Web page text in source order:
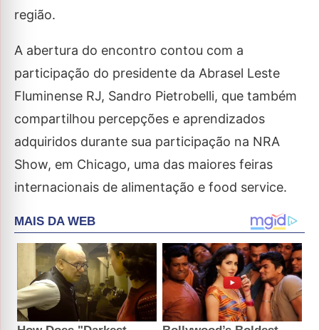
região.
A abertura do encontro contou com a
participação do presidente da Abrasel Leste
Fluminense RJ, Sandro Pietrobelli, que também
compartilhou percepções e aprendizados
adquiridos durante sua participação na NRA
Show, em Chicago, uma das maiores feiras
internacionais de alimentação e food service.